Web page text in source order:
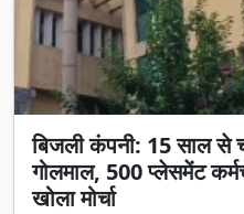
बिजली कंपनी: 15 साल से
गोलमाल, 500 प्लेसमेंट
खोला मोर्चा